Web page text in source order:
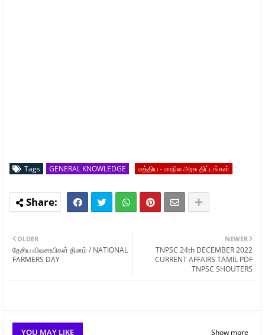
Tags GENERAL KNOWLEDGE மத்திய - மாநில அரசு திட்டங்கள்
NEWER
TNPSC 24th DECEMBER 2022
CURRENT AFFAIRS TAMIL PDF
TNPSC SHOUTERS
OLDER
தேசிய விவசாயிகள் தினம் / NATIONAL
FARMERS DAY
YOU MAY LIKE Show more